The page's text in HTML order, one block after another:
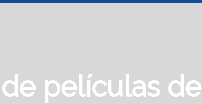
películas de